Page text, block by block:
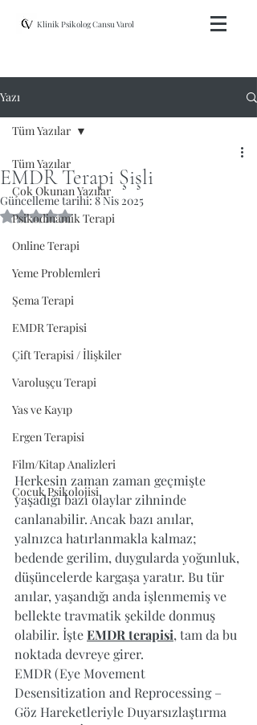
Klinik Psikolog Cansu Varol
Yazı
Tüm Yazılar
Çok Okunan Yazılar
Psikodinamik Terapi
Online Terapi
Yeme Problemleri
Şema Terapi
EMDR Terapisi
Çift Terapisi / İlişkiler
Varoluşçu Terapi
Yas ve Kayıp
Ergen Terapisi
Film/Kitap Analizleri
Çocuk Psikolojisi
Tüm Yazılar
EMDR Terapi Şişli
Güncelleme tarihi:8 Nis 2025
5 üzerinden NaN yıldız
Herkesin zaman zaman geçmişte
yaşadığı bazı olaylar zihninde
canlanabilir. Ancak bazı anılar,
yalnızca hatırlanmakla kalmaz;
bedende gerilim, duygularda yoğunluk,
düşüncelerde kargaşa yaratır. Bu tür
anılar, yaşandığı anda işlenmemiş ve
bellekte travmatik şekilde donmuş
olabilir. İşte EMDR terapisi, tam da bu
noktada devreye girer.
EMDR (Eye Movement
Desensitization and Reprocessing –
Göz Hareketleriyle Duyarsızlaştırma